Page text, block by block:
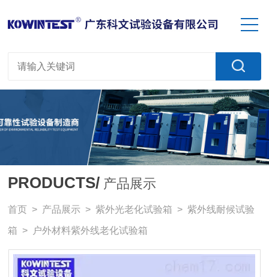
PRODUCTS/ 产品展示
首页 > 产品展示 >紫外光老化试验箱 >紫外线耐候试验
箱 > 户外材料紫外线老化试验箱